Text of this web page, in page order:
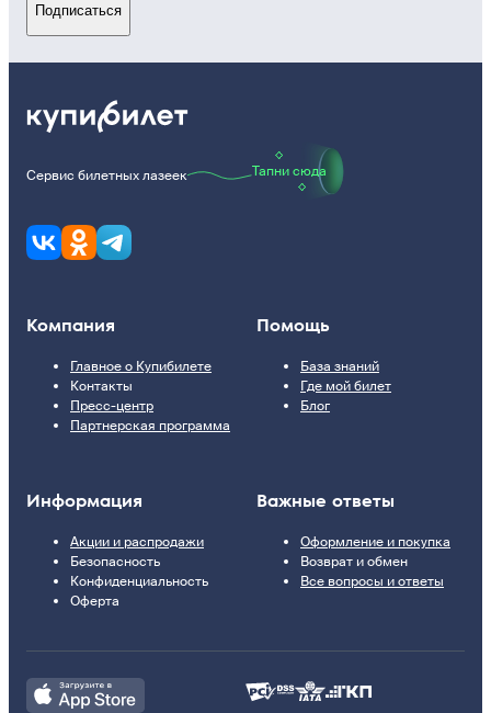
Подписаться
Сервис билетных лазеек Тапни сюда
Компания
Главное о Купибилете
Контакты
Пресс-центр
Партнерская программа
Помощь
База знаний
Где мой билет
Блог
Информация
Акции и распродажи
Безопасность
Конфиденциальность
Оферта
Важные ответы
Оформление и покупка
Возврат и обмен
Все вопросы и ответы